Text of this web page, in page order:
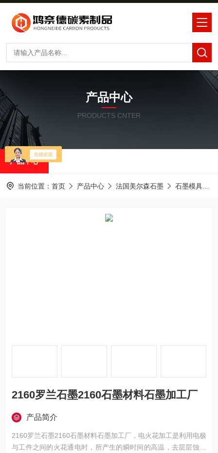
产品中心
PRODUCTS CNTER
产品中心
当前位置： 首页 产品中心 法国美尔森石墨 石墨模具
2160罗兰石墨2160石墨材料石墨加工厂
产品简介
2160罗兰石墨2160石墨材料石墨加工厂，电火花加工是利用电极
与工件之间的火花通电时，所产生的瞬时间的高温，去层层蚀除